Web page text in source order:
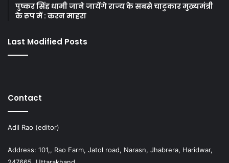
पुष्कर सिंह धामी जाने जायेंगे राज्य के सबसे चाटुकार मुख्यमंत्री
के रूप में : करन माहरा
Last Modified Posts
Contact
Adil Rao (editor)
Address: 101,, Rao Farm, Jatol road, Narasn, Jhabrera, Haridwar,